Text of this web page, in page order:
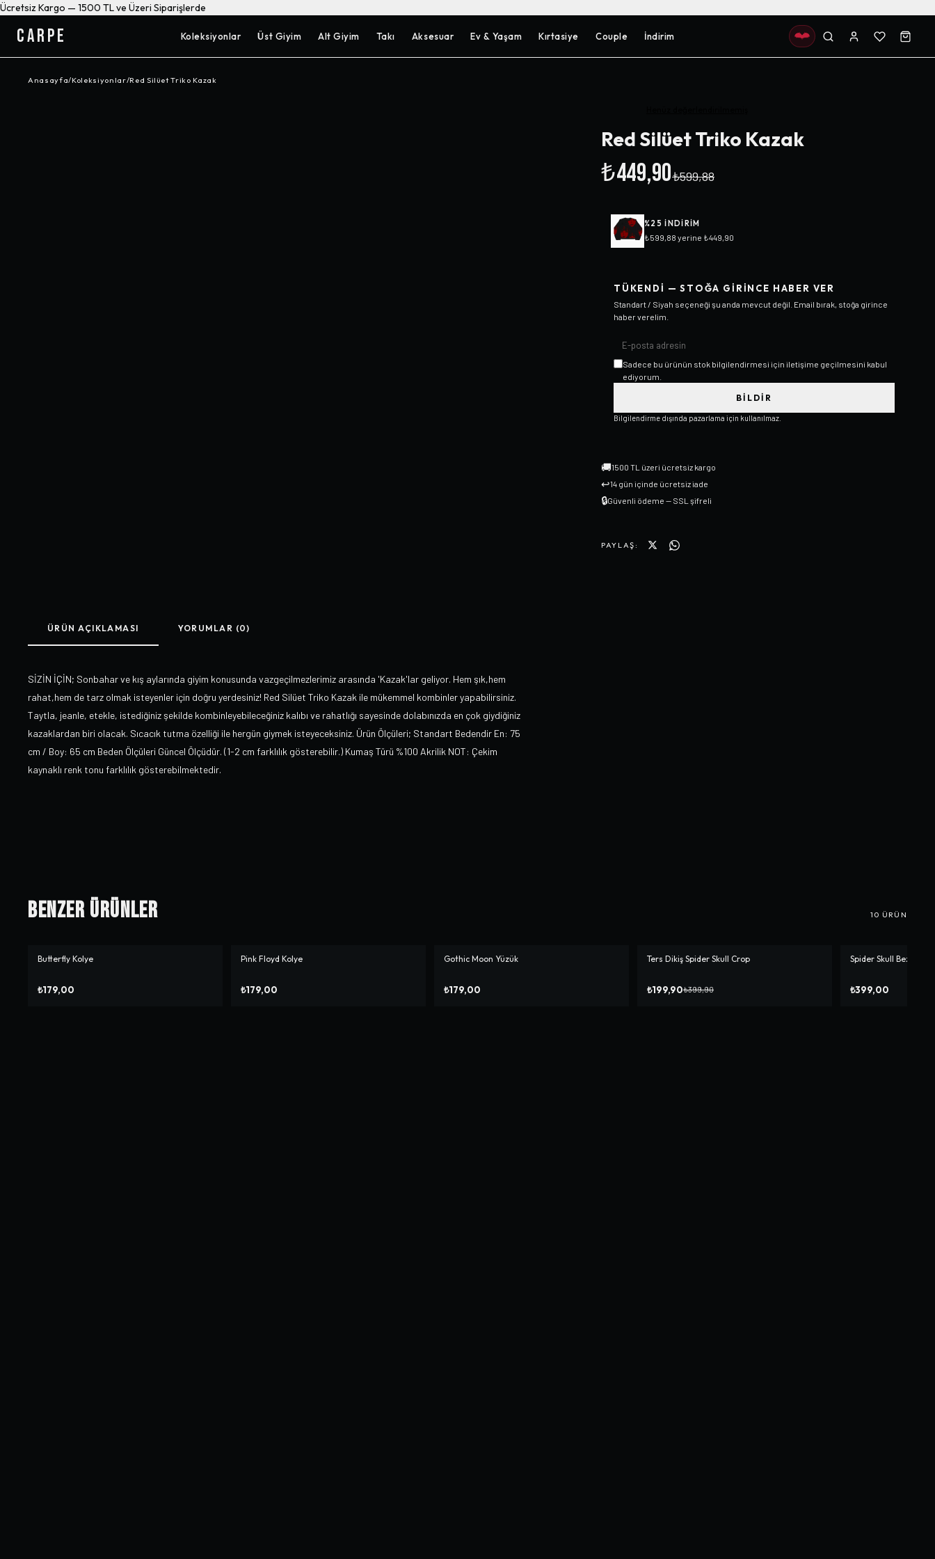
Ücretsiz Kargo — 1500 TL ve Üzeri Siparişlerde
CARPE Koleksiyonlar Üst Giyim Alt Giyim Takı Aksesuar Ev & Yaşam Kırtasiye Couple İndirim
Anasayfa/Koleksiyonlar/Red Silüet Triko Kazak
Red Silüet Triko Kazak
₺449,90₺599,88
%25 INDIRIM
₺599,88 yerine ₺449,90
TÜKENDI — STOĞA GIRINCE HABER VER
Standart / Siyah seçeneği şu anda mevcut değil. Email bırak, stoğa girince
haber verelim.
Sadece bu ürünün stok bilgilendirmesi için iletişime geçilmesini kabul
ediyorum.
BILDIR
Bilgilendirme dışında pazarlama için kullanılmaz.
🚚1500 TL üzeri ücretsiz kargo
↩14 gün içinde ücretsiz iade
🔒Güvenli ödeme — SSL şifreli
PAYLAŞ:
ÜRÜN AÇIKLAMASI YORUMLAR (0)
SİZİN İÇİN; Sonbahar ve kış aylarında giyim konusunda vazgeçilmezlerimiz arasında 'Kazak'lar geliyor. Hem şık,hem
rahat,hem de tarz olmak isteyenler için doğru yerdesiniz! Red Silüet Triko Kazak ile mükemmel kombinler yapabilirsiniz.
Taytla, jeanle, etekle, istediğiniz şekilde kombinleyebileceğiniz kalıbı ve rahatlığı sayesinde dolabınızda en çok giydiğiniz
kazaklardan biri olacak. Sıcacık tutma özelliği ile hergün giymek isteyeceksiniz. Ürün Ölçüleri; Standart Bedendir En: 75
cm / Boy: 65 cm Beden Ölçüleri Güncel Ölçüdür. (1-2 cm farklılık gösterebilir.) Kumaş Türü %100 Akrilik NOT: Çekim
kaynaklı renk tonu farklılık gösterebilmektedir.
Benzer Ürünler 10 ÜRÜN
Butterfly Kolye
₺179,00
Pink Floyd Kolye
₺179,00
Gothic Moon Yüzük
₺179,00
-%50
Ters Dikiş Spider Skull Crop
₺199,90₺399,90
Spider Skull Bez
₺399,00